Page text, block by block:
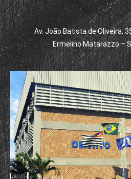
Av. João Batista de Oliveira,
Ermelino Matarazzo –